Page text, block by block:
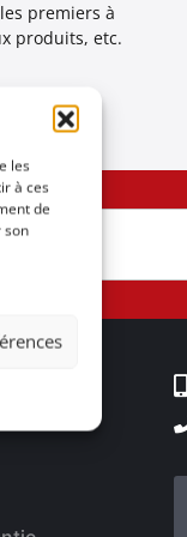
les
à ces
de
son
premiers à
produits, etc.